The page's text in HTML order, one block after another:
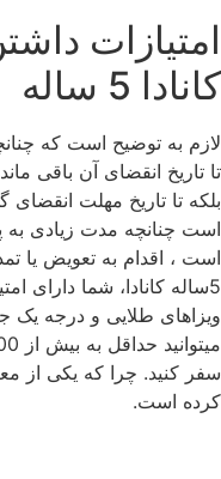
امتیازات
کانادا 5 ساله
بلکه تا تاریخ مهلت انقضای
است چنانچه مدت زیادی به
است ، اقدام به تعویض یا
5ساله کانادا، شما دارای
ویزاهای طلایی و درجه یک
سفر کنید. چرا که یکی از
کرده است.